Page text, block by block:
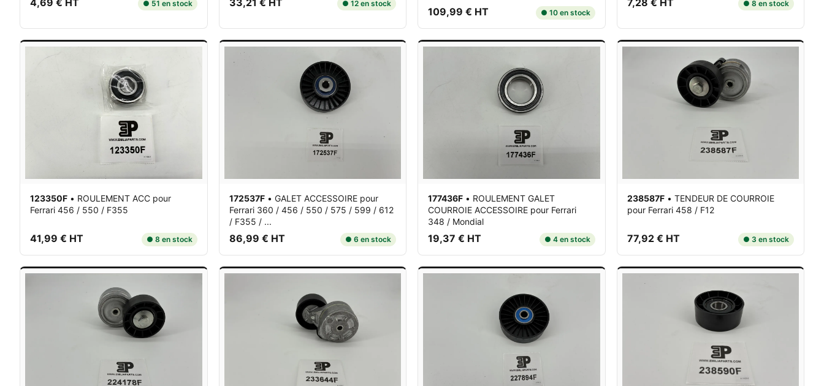
4,69 € HT ● 51 en stock 33,21 € HT ● 12 en stock
109,99 € HT ● 10 en stock
7,28 € HT ● 8 en stock
123350F • ROULEMENT ACC pour
Ferrari 456 / 550 / F355
41,99 € HT ● 8 en stock
172537F • GALET ACCESSOIRE pour
Ferrari 360 / 456 / 550 / 575 / 599 / 612
/ F355 / ...
86,99 € HT ● 6 en stock
177436F • ROULEMENT GALET
COURROIE ACCESSOIRE pour Ferrari
348 / Mondial
19,37 € HT ● 4 en stock
238587F • TENDEUR DE COURROIE
pour Ferrari 458 / F12
77,92 € HT ● 3 en stock